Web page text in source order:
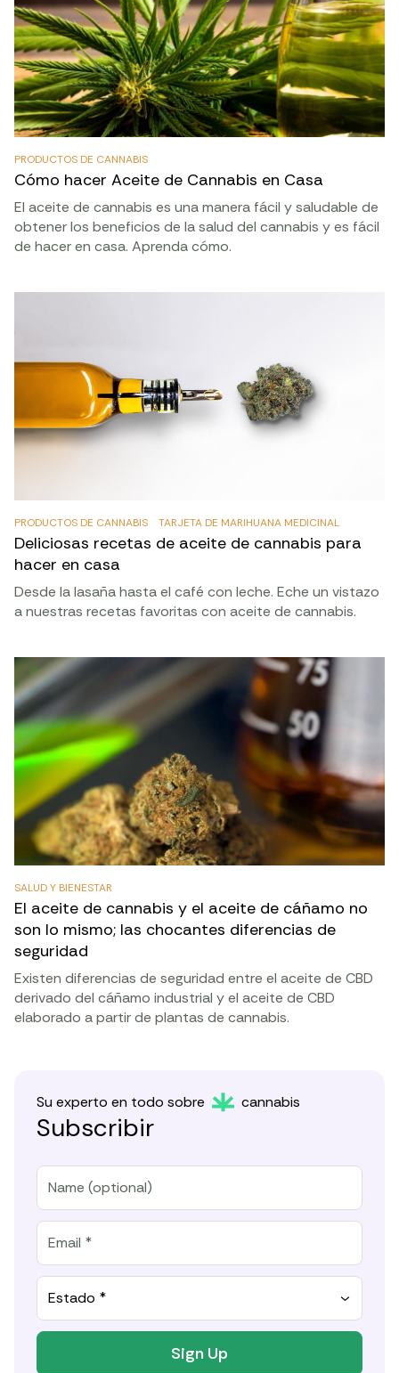
PRODUCTOS DE CANNABIS
Cómo hacer Aceite de Cannabis en Casa
El aceite de cannabis es una manera fácil y saludable de
obtener los beneficios de la salud del cannabis y es fácil
de hacer en casa. Aprenda cómo.
PRODUCTOS DE CANNABIS TARJETA DE MARIHUANA MEDICINAL
Deliciosas recetas de aceite de cannabis para
hacer en casa
Desde la lasaña hasta el café con leche. Eche un vistazo
a nuestras recetas favoritas con aceite de cannabis.
SALUD Y BIENESTAR
El aceite de cannabis y el aceite de cáñamo no
son lo mismo; las chocantes diferencias de
seguridad
Existen diferencias de seguridad entre el aceite de CBD
derivado del cáñamo industrial y el aceite de CBD
elaborado a partir de plantas de cannabis.
Su experto en todo sobre cannabis
Subscribir
Estado *
Sign Up